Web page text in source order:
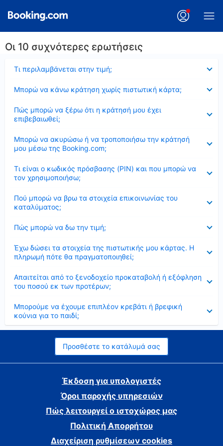
Οι 10 συχνότερες ερωτήσεις
Τι περιλαμβάνεται στην τιμή;
Μπορώ να κάνω κράτηση χωρίς πιστωτική κάρτα;
Πώς μπορώ να ξέρω ότι η κράτησή μου έχει
επιβεβαιωθεί;
Μπορώ να ακυρώσω ή να τροποποιήσω την κράτησή
μου μέσω της Booking.com;
Τι είναι ο κωδικός πρόσβασης (PIN) και που μπορώ να
τον χρησιμοποιήσω;
Πού μπορώ να βρω τα στοιχεία επικοινωνίας του
καταλύματος;
Πώς μπορώ να δω την τιμή;
Έχω δώσει τα στοιχεία της πιστωτικής μου κάρτας. Η
πληρωμή πότε θα πραγματοποιηθεί;
Απαιτείται από το ξενοδοχείο προκαταβολή ή εξόφληση
του ποσού εκ των προτέρων;
Μπορούμε να έχουμε επιπλέον κρεβάτι ή βρεφική
κούνια για το παιδί;
Προσθέστε το κατάλυμά σας
Έκδοση για υπολογιστές
Όροι παροχής υπηρεσιών
Πώς λειτουργεί ο ιστοχώρος μας
Πολιτική Απορρήτου
Διαχείριση ρυθμίσεων cookies